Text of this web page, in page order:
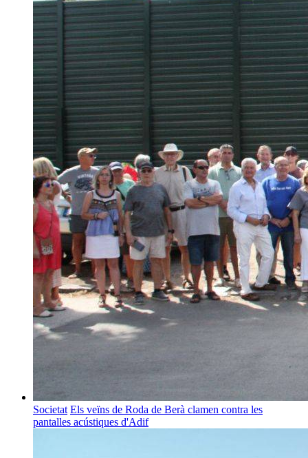
Societat Els veïns de Roda de Berà clamen contra les
pantalles acústiques d'Adif